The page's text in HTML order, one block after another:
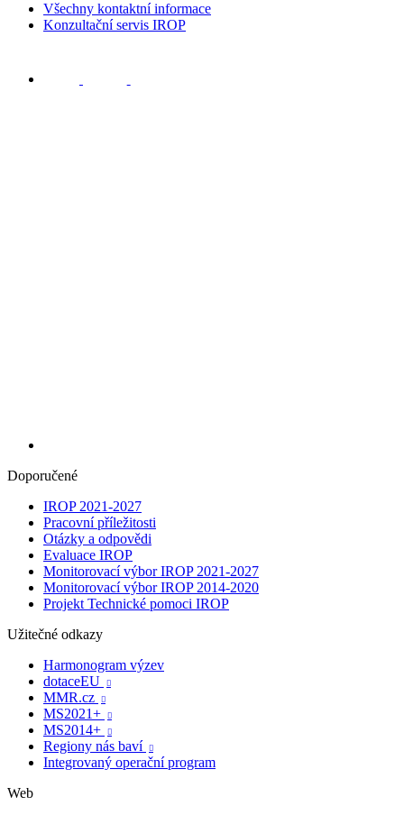
Všechny kontaktní informace
Konzultační servis IROP
Doporučené
IROP 2021-2027
Pracovní příležitosti
Otázky a odpovědi
Evaluace IROP
Monitorovací výbor IROP 2021-2027
Monitorovací výbor IROP 2014-2020
Projekt Technické pomoci IROP
Užitečné odkazy
Harmonogram výzev
dotaceEU

MMR.cz 
MS2021+ 
MS2014+ 
Regiony nás baví 
Integrovaný operační program
Web